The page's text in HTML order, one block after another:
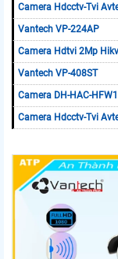
Camera Hdcctv-Tvi
Vantech VP-224AP
Camera Hdtvi 2Mp
Vantech VP-408ST
Camera DH-HAC-
Camera Hdcctv-Tvi